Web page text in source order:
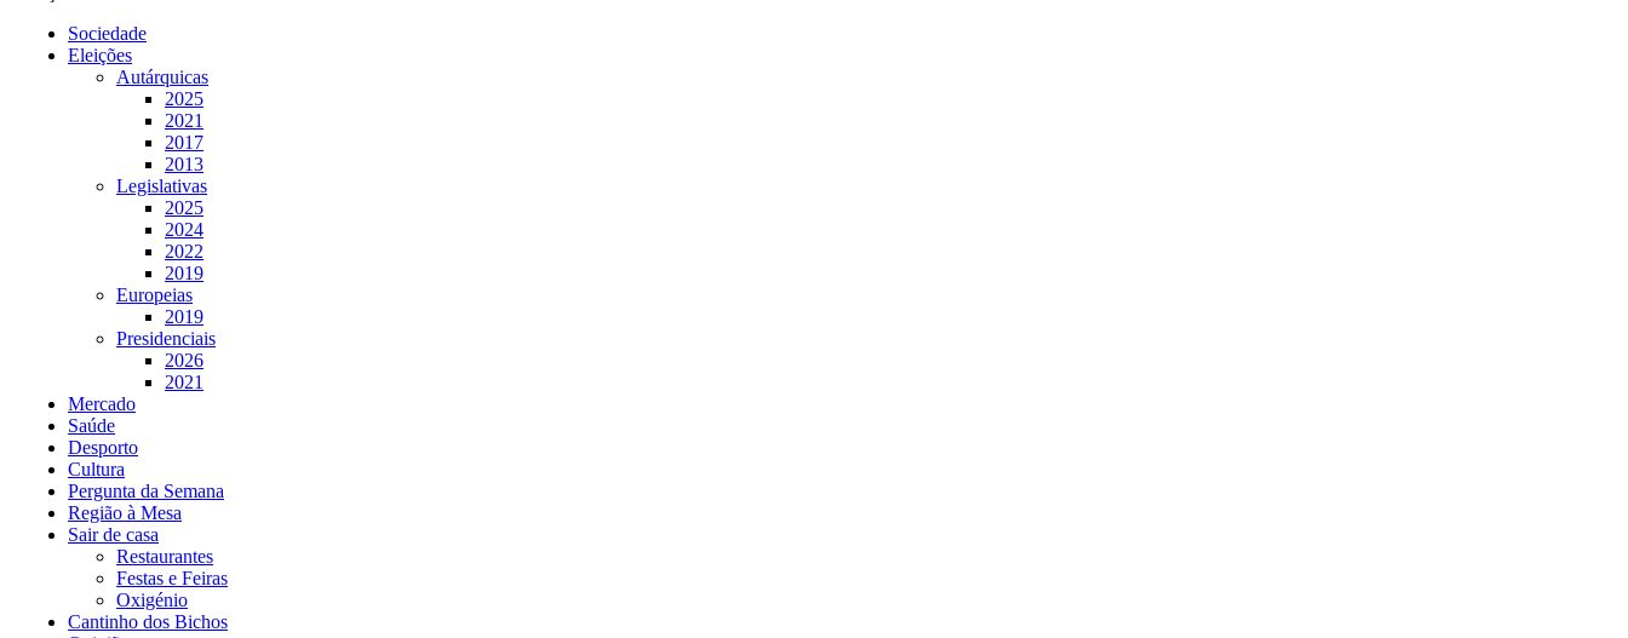
Sociedade
Eleições
Autárquicas
2025
2021
2017
2013
Legislativas
2025
2024
2022
2019
Europeias
2019
Presidenciais
2026
2021
Mercado
Saúde
Desporto
Cultura
Pergunta da Semana
Região à Mesa
Sair de casa
Restaurantes
Festas e Feiras
Oxigénio
Cantinho dos Bichos